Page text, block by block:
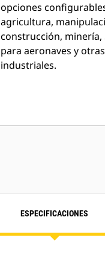
opciones
agricultura,
construcción,
para aeronaves y
industriales.
ESPECIFICACIONES